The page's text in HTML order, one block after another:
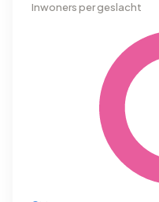
Inwoners per geslacht